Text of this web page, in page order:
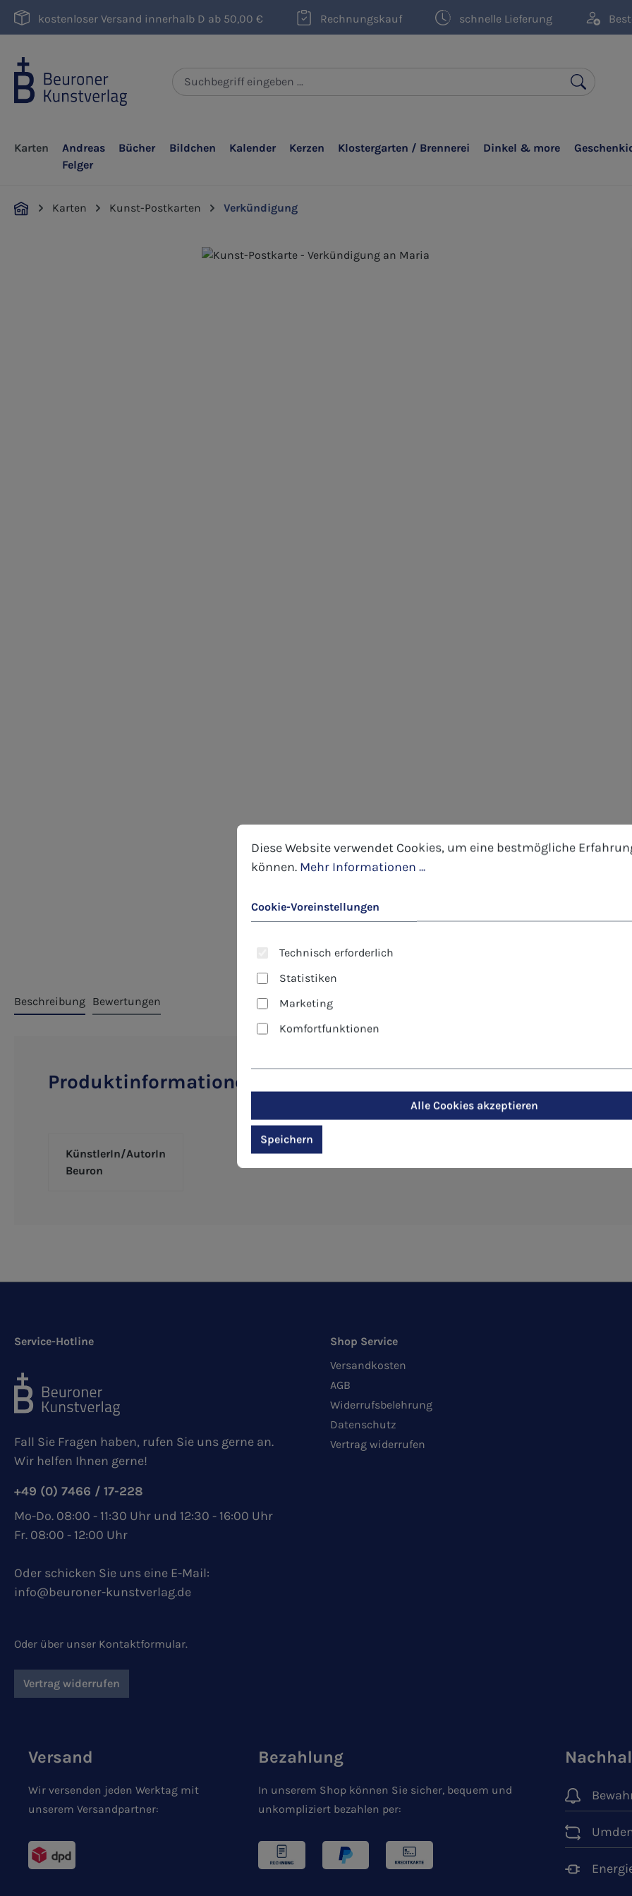
Hauptinhalt springen
Zur Suche springen
Zur Hauptnavigation springen
kostenloser Versand innerhalb D ab 50,00 € Rechnungskauf schnelle Lieferung
Karten
Andreas
Felger
Bücher Bildchen Kalender Kerzen Klostergarten / Brennerei Dinkel & more
Karten Kunst-Postkarten Verkündigung
Beschreibung Bewertungen
Produktinformationen "Kunst-Postkarte - Verkündigung an
KünstlerIn/AutorIn
Beuron
Service-Hotline
Fall Sie Fragen haben, rufen Sie uns gerne an.
Wir helfen Ihnen gerne!
+49 (0) 7466 / 17-228
Mo-Do. 08:00 - 11:30 Uhr und 12:30 - 16:00 Uhr
Fr. 08:00 - 12:00 Uhr
Oder schicken Sie uns eine E-Mail:
info@beuroner-kunstverlag.de
Oder über unser Kontaktformular.
Vertrag widerrufen
Shop Service
Versandkosten
AGB
Widerrufsbelehrung
Datenschutz
Vertrag widerrufen
Versand
Wir versenden jeden Werktag mit
unserem Versandpartner:
Bezahlung
In unserem Shop können Sie sicher, bequem und
unkompliziert bezahlen per:
Cookie-Voreinstellungen
Diese Website verwendet Cookies, um eine bestmögliche Erfahrung
Diese Website verwendet Cookies, um eine bestmögliche
können. Mehr Informationen ...
Cookie-Voreinstellungen
Technisch erforderlich
Statistiken
Marketing
Komfortfunktionen
Alle Cookies akzeptieren
Speichern